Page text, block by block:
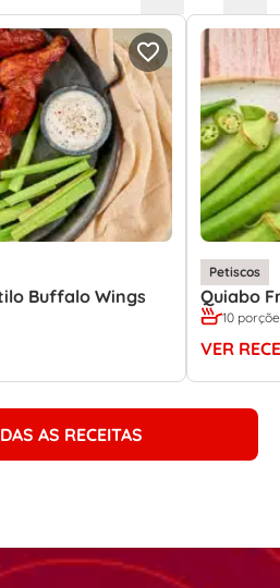
Buffalo Wings
Petiscos
Quiabo
10
VER
AS RECEITAS